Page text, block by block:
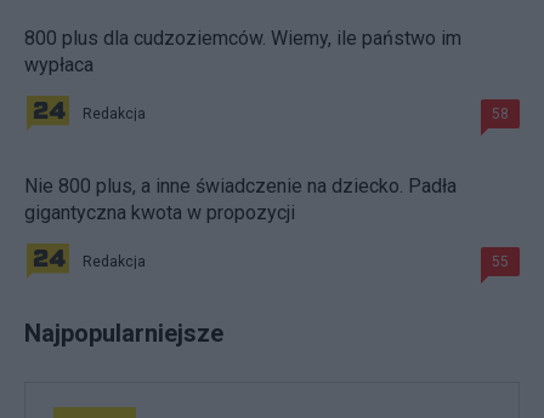
800 plus dla cudzoziemców. Wiemy, ile państwo im
wypłaca
Redakcja 58
Nie 800 plus, a inne świadczenie na dziecko. Padła
gigantyczna kwota w propozycji
Redakcja 55
Najpopularniejsze